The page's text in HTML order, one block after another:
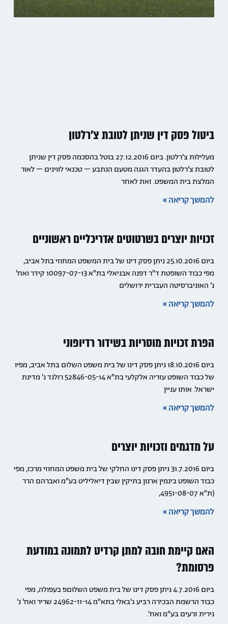
ביטול פסק דין שניתן לטובת צ'רלטון
מעלילות צ'רלטון. ביום 27.12.2016 בוטל בהסכמה פסק דין שניתן
לטובת צ'רלטון בהעדר הגנה מטעם הנתבע – טכנאי לווינים – לאור
המלצת בית המשפט. זאת לאחר
להמשך קריאה »
זכויות יוצרים בשרטוטים אדריכליים ראשוניים
ביום 25.10.2016 ניתן פסק דינו של בית המשפט המחוזי בתל אביב,
מפי כבוד השופטת ד"ר דפנה אבניאלי בת"א 10097-07-13 קידר ואח'
נ' האוניברסיטה העברית ירושלים
להמשך קריאה »
הפרת זכויות מוסריות בשידור רדיופוני
ביום 18.10.2016 ניתן פסק דינו של בית משפט השלום בתל אביב, מפיו
של כבוד השופט עזריה אלקלעי בת"א 52846-05-14 רולנד נ' מדינת
ישראל. אותו עניין
להמשך קריאה »
על מדגמים וזכויות יוצרים
ביום 31.7.2016 ניתן פסק דינו החלקי של בית משפט המחוזי מרכז, מפי
כבוד השופט בינמין ארנון בתיקין שבין דיאליליט בע"מ ואברהם הרר
(ת"א 4951-08-07,
להמשך קריאה »
האם קיימת חובה למתן קרדיט לתמונה במודעת
פרסומת?
ביום 4.7.2016 ניתן פסק דינו של בית משפט השלוםפ בעפולה, מפי
כבוד הרשמת הבכירה רביע ג'באלי בתא"מ 24962-11-14 שריר ואח' נ'
נירית זרעים בע"מ ואח'.